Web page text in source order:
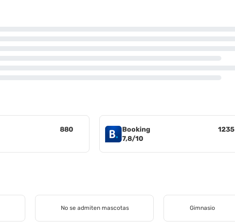
880
Booking
7,8/10
1235
No se admiten mascotas Gimnasio